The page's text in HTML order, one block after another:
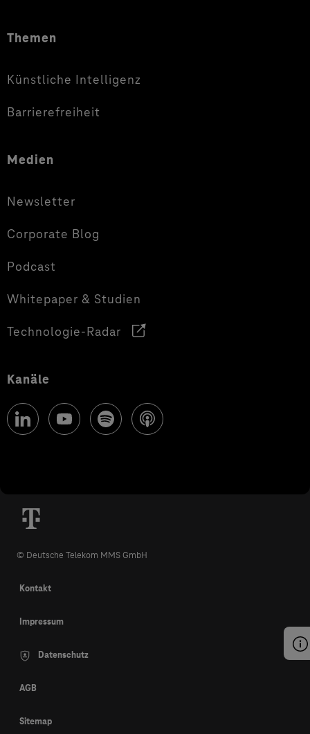
Themen
Künstliche Intelligenz
Barrierefreiheit
Medien
Newsletter
Corporate Blog
Podcast
Whitepaper & Studien
Technologie-Radar
Kanäle
© Deutsche Telekom MMS GmbH
Kontakt
Impressum
Datenschutz
AGB
Sitemap